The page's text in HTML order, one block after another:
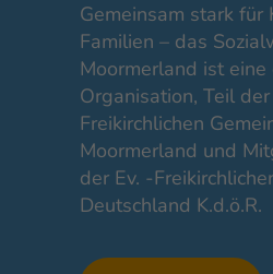
Gemeinsam stark für
Familien – das
Moormerland ist eine
Organisation, Teil der
Freikirchlichen
Moormerland und
der Ev. -
Deutschland K.d.ö.R.